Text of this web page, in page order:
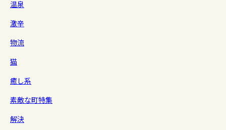
温泉
激辛
物流
猫
癒し系
素敵な町特集
解決